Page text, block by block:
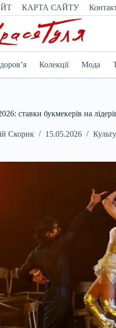
КАРТА САЙТУ
Колекції Мода
ставки букмекерів на
Скорик 15.05.2026